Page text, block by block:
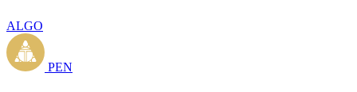
ALGO
PEN